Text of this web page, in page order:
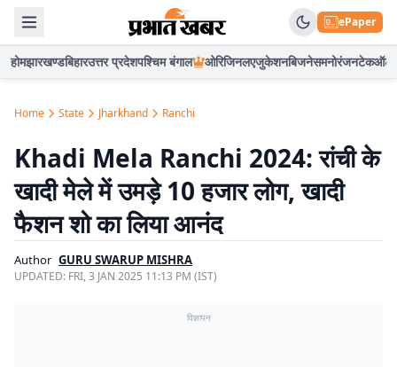
ePaper
होमझारखण्डबिहारउत्तर प्रदेशपश्चिम बंगाल ओरिजिनलएजुकेशनबिजनेसमनोरंजनटेकऑटो
Home State Jharkhand Ranchi
Khadi Mela Ranchi 2024: रांची के
खादी मेले में उमड़े 10 हजार लोग, खादी
फैशन शो का लिया आनंद
Author GURU SWARUP MISHRA
UPDATED: FRI, 3 JAN 2025 11:13 PM (IST)
विज्ञापन